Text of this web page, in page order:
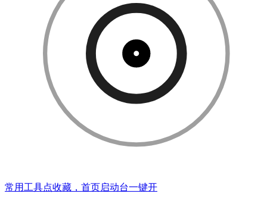
常用工具点收藏，首页启动台一键开